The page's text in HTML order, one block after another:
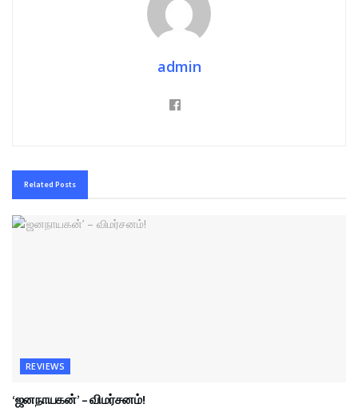
admin
Related Posts
REVIEWS
‘ஜனநாயகன்’ – விமர்சனம்!